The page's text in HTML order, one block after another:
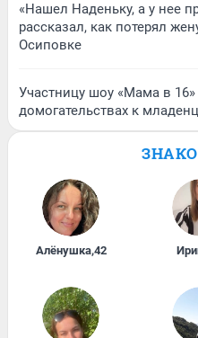
«Нашел Наденьку, а у нее
рассказал, как потерял
Осиповке
Участницу шоу «Мама в
домогательствах к
Алёнушка,42